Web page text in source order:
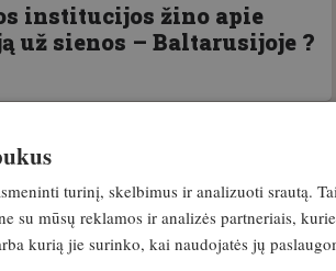
institucijos žino apie
už sienos – Baltarusijoje ?
katastrofišką padėtį
organizacijai
turinį, skelbimus ir analizuoti srautą.
su mūsų reklamos ir analizės partneriais,
kurią jie surinko, kai naudojatės jų